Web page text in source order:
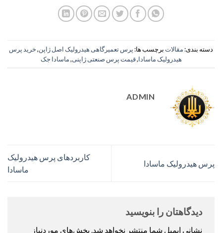
دسته بندی: مقالاتبرچسب ها: پرس تعمیرگاهی هیدرولیک اصل ژاپن,خرید پرس
هیدرولیک ماسادا,قیمت پرس صنعتی ژاپنی,ماسادا جک
ADMIN
پرس هیدرولیک ماسادا
کاربردهای پرس هیدرولیک
ماسادا
دیدگاهتان را بنویسید
نشانی ایمیل شما منتشر نخواهد شد. بخش‌های موردنیاز